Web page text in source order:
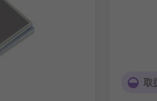
Uno
などはプログラ
。
取